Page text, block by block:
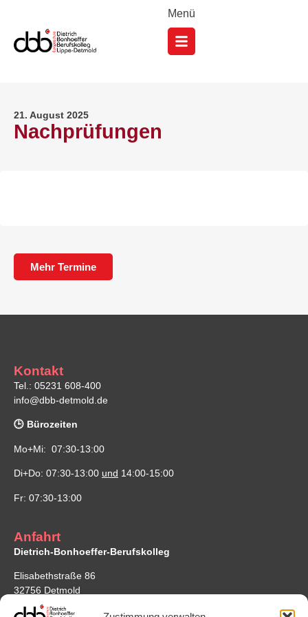
Menü
21. August 2025
Nachprüfungen
Mehr Termine
Kontakt
Tel.: 05231 608-400
info@dbb-detmold.de
🕒 Bürozeiten
Mo+Mi: 07:30-13:00
Di+Do: 07:30-13:00 und 14:00-15:00
Fr: 07:30-13:00
Anfahrt
Dietrich-Bonhoeffer-Berufskolleg
Elisabethstraße 86
32756 Detmold
Google Maps